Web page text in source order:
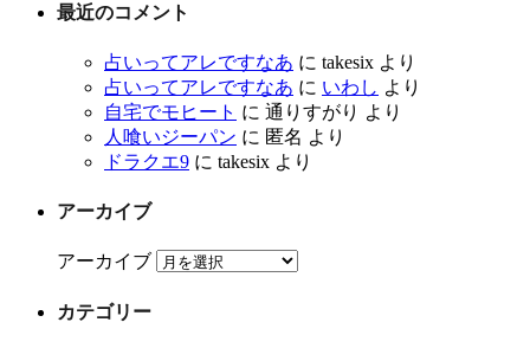
最近のコメント
占いってアレですなあ に takesix より
占いってアレですなあ に いわし より
自宅でモヒート に 通りすがり より
人喰いジーパン に 匿名 より
ドラクエ9 に takesix より
アーカイブ
アーカイブ
カテゴリー